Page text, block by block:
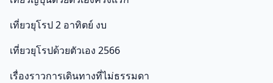
เที่ยวยุโรป 2 อาทิตย์ งบ
เที่ยวยุโรปด้วยตัวเอง 2566
เรื่องราวการเดินทางที่ไม่ธรรมดา